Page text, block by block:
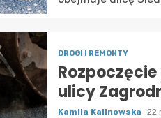
DROGI I REMONTY
ulicy
Kamila Kalinowska 22